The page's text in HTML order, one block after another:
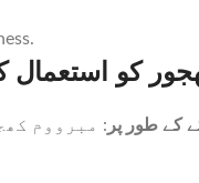
کو
کے طور پر : مبرووم